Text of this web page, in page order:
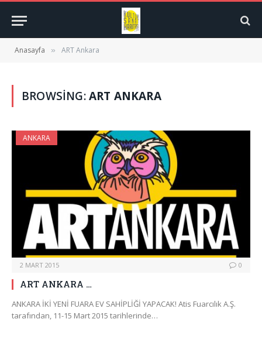
Anasayfa » ART Ankara
BROWSING:ART ANKARA
ANKARA
2 MART 2015 0
ART ANKARA …
ANKARA İKİ YENİ FUARA EV SAHİPLİĞİ YAPACAK! Atis Fuarcılık A.Ş.
tarafından, 11-15 Mart 2015 tarihlerinde…